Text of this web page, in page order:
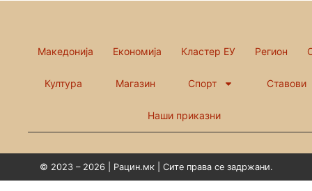
Македонија Економија Кластер ЕУ Регион
Култура Магазин Спорт Ставови
Наши приказни
© 2023 – 2026 | Рацин.мк | Сите права се задржани.